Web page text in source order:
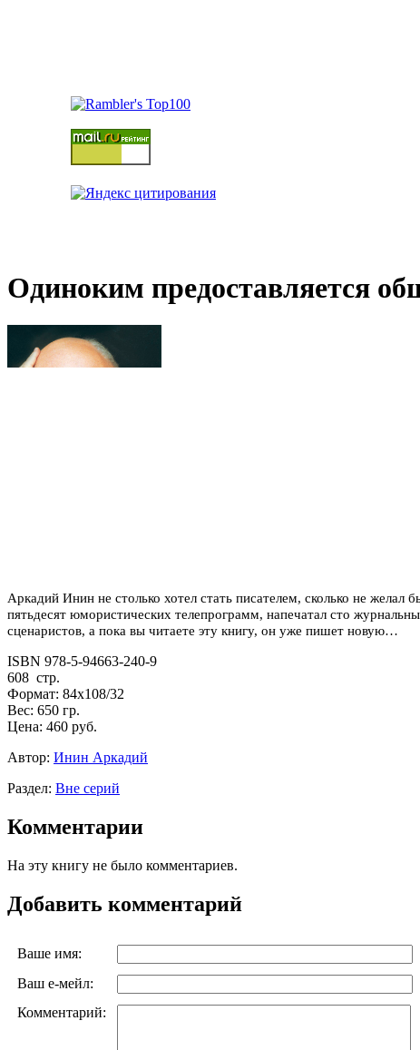
Одиноким предоставляется
Аркадий Инин не столько хотел стать писателем, сколько не
пятьдесят юмористических телепрограмм, напечатал сто
сценаристов, а пока вы читаете эту книгу, он уже пишет новую…
ISBN 978-5-94663-240-9
608 стр.
Формат: 84х108/32
Вес: 650 гр.
Цена: 460 руб.
Автор: Инин Аркадий
Раздел: Вне серий
Комментарии
На эту книгу не было комментариев.
Добавить комментарий
Ваше имя:
Ваш е-мейл:
Комментарий: